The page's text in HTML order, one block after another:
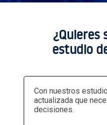
¿Quieres
estudio
Con nuestros
actualizada que
decisiones.